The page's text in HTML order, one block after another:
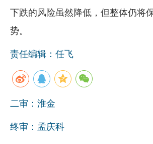
下跌的风险虽然降低，但整体仍将
势。
责任编辑：任飞
二审：淮金
终审：孟庆科